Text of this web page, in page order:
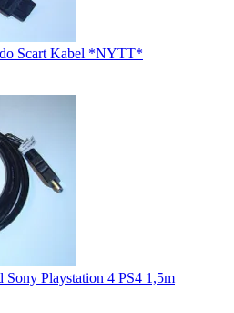
Scart Kabel *NYTT*
Playstation 4 PS4 1,5m